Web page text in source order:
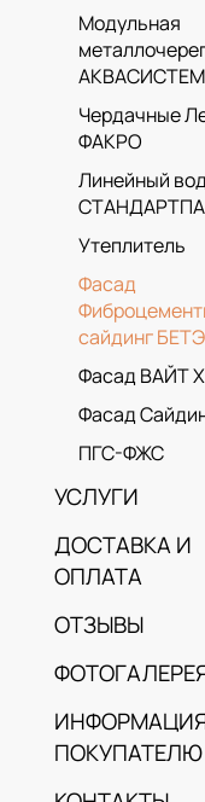
Модульная
АКВАСИСТЕМ
Чердачные
ФАКРО
Линейный
Утеплитель
Фасад
сайдинг
Фасад ВАЙТ
Фасад
ПГС-ФЖС
УСЛУГИ
ДОСТАВКА И
ОПЛАТА
ОТЗЫВЫ
ПОКУПАТЕЛЮ